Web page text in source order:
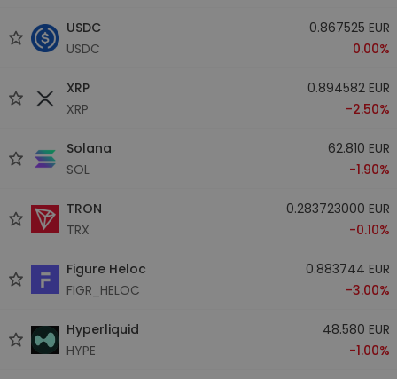
USDC
USDC
0.867525 EUR
0.00%
XRP
XRP
0.894582 EUR
-2.50%
Solana
SOL
62.810 EUR
-1.90%
TRON
TRX
0.283723000 EUR
-0.10%
Figure Heloc
FIGR_HELOC
0.883744 EUR
-3.00%
Hyperliquid
HYPE
48.580 EUR
-1.00%